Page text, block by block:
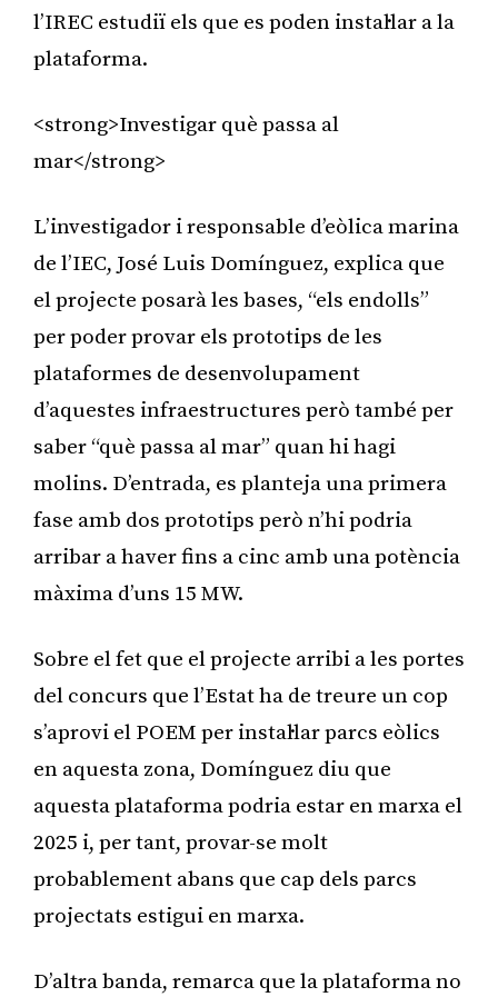
l’IREC estudiï els que es poden instal·lar a la
plataforma.
<strong>Investigar què passa al
mar</strong>
L’investigador i responsable d’eòlica marina
de l’IEC, José Luis Domínguez, explica que
el projecte posarà les bases, “els endolls”
per poder provar els prototips de les
plataformes de desenvolupament
d’aquestes infraestructures però també per
saber “què passa al mar” quan hi hagi
molins. D’entrada, es planteja una primera
fase amb dos prototips però n’hi podria
arribar a haver fins a cinc amb una potència
màxima d’uns 15 MW.
Sobre el fet que el projecte arribi a les portes
del concurs que l’Estat ha de treure un cop
s’aprovi el POEM per instal·lar parcs eòlics
en aquesta zona, Domínguez diu que
aquesta plataforma podria estar en marxa el
2025 i, per tant, provar-se molt
probablement abans que cap dels parcs
projectats estigui en marxa.
D’altra banda, remarca que la plataforma no